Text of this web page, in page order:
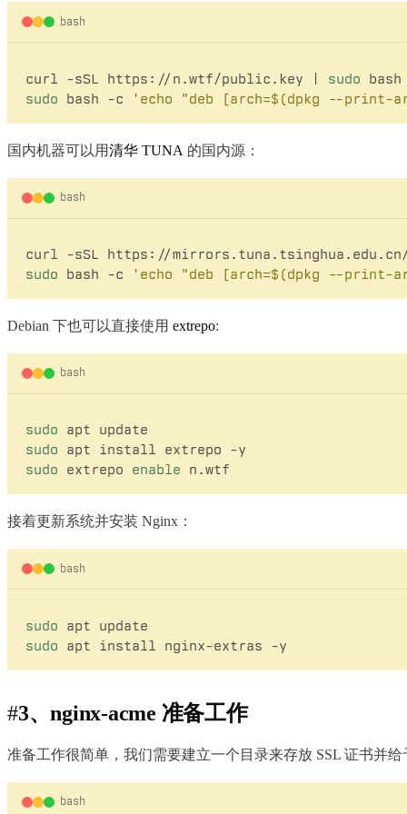
bash
curl -sSL https://n.wtf/public.key | sudo
sudo bash -c 'echo "deb [arch=$(dpkg --
国内机器可以用清华 TUNA 的国内源：
bash
curl -sSL https://
sudo bash -c 'echo "deb [arch=$(dpkg --
Debian 下也可以直接使用 extrepo:
bash
sudo
sudo
sudo extrepo enable
接着更新系统并安装 Nginx：
bash
sudo
sudo
#3、nginx-acme 准备工作
准备工作很简单，我们需要建立一个目录来存放 SSL 证书并
bash